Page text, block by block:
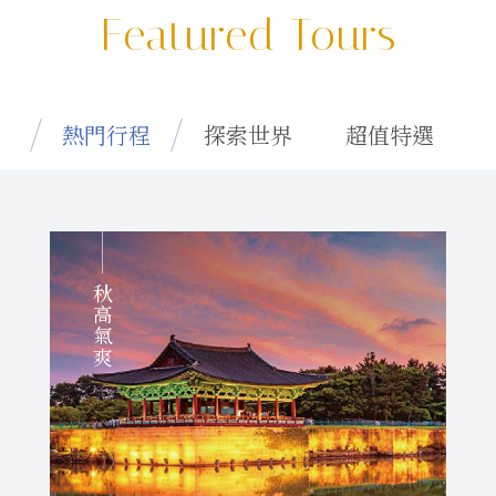
Featured Tours
熱門行程 探索世界 超值特選
秋高氣爽